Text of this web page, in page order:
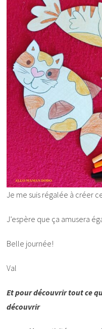
Je me suis régalée à créer
J’espère que ça amusera
Belle journée!
Val
Et pour découvrir tout ce
découvrir